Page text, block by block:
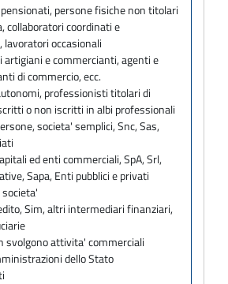
persone fisiche non titolari
collaboratori coordinati e
occasionali
artigiani e commercianti, agenti e
di commercio, ecc.
professionisti titolari di
o non iscritti in albi professionali
societa' semplici, Snc, Sas,
ed enti commerciali, SpA, Srl,
Sapa, Enti pubblici e privati
Sim, altri intermediari finanziari,
svolgono attivita' commerciali
dello Stato